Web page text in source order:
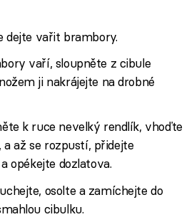
dejte vařit brambory.
vaří, sloupněte z cibule
ji nakrájejte na drobné
k ruce nevelký rendlík, vhoďte
a až se rozpustí, přidejte
opékejte dozlatova.
osolte a zamíchejte do
cibulku.